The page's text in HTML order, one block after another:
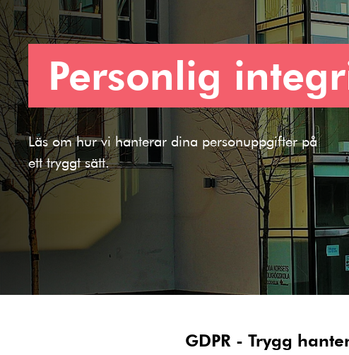
Personlig
Läs om hur vi hanterar dina personuppgifter på
ett tryggt sätt.
GDPR - Trygg